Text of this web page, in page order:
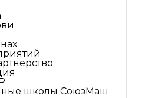
школы СоюзМаш